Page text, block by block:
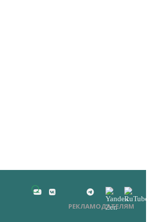
РЕКЛАМОДАТЕЛЯМ